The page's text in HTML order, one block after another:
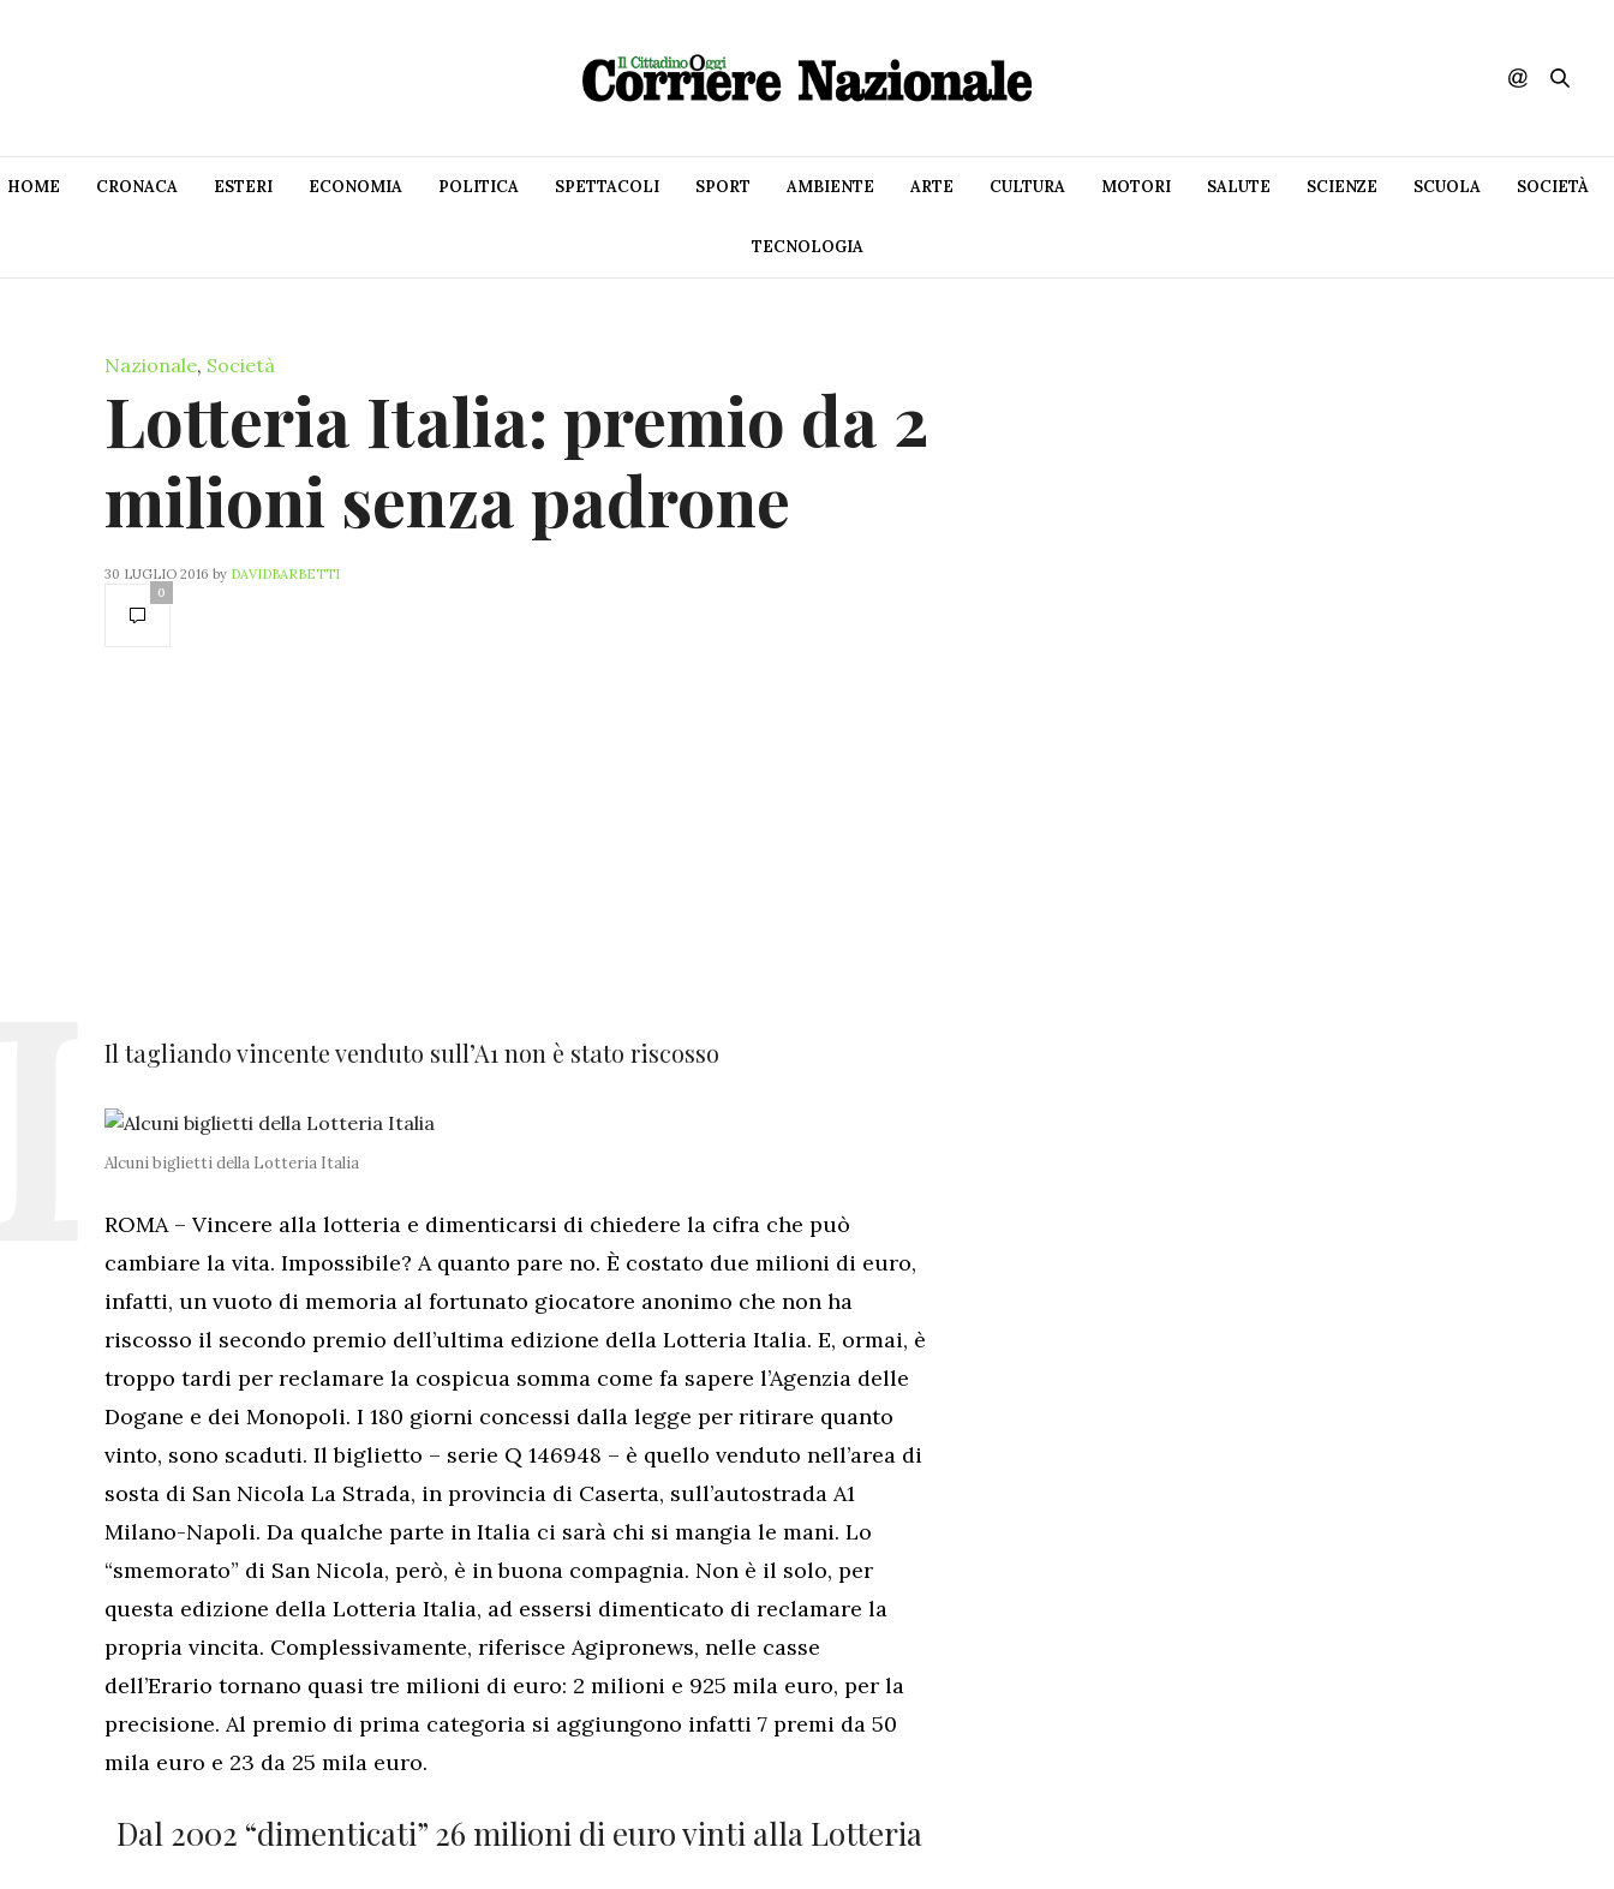
HOME CRONACA ESTERI ECONOMIA POLITICA SPETTACOLI SPORT AMBIENTE ARTE CULTURA MOTORI SALUTE SCIENZE SCUOLA SOCIETÀ
TECNOLOGIA
Nazionale, Società
Lotteria Italia: premio da 2
milioni senza padrone
30 LUGLIO 2016 by DAVIDBARBETTI
0
Il tagliando vincente venduto sull’A1 non è stato riscosso
Alcuni biglietti della Lotteria Italia
ROMA – Vincere alla lotteria e dimenticarsi di chiedere la cifra che può
cambiare la vita. Impossibile? A quanto pare no. È costato due milioni di euro,
infatti, un vuoto di memoria al fortunato giocatore anonimo che non ha
riscosso il secondo premio dell’ultima edizione della Lotteria Italia. E, ormai, è
troppo tardi per reclamare la cospicua somma come fa sapere l’Agenzia delle
Dogane e dei Monopoli. I 180 giorni concessi dalla legge per ritirare quanto
vinto, sono scaduti. Il biglietto – serie Q 146948 – è quello venduto nell’area di
sosta di San Nicola La Strada, in provincia di Caserta, sull’autostrada A1
Milano-Napoli. Da qualche parte in Italia ci sarà chi si mangia le mani. Lo
“smemorato” di San Nicola, però, è in buona compagnia. Non è il solo, per
questa edizione della Lotteria Italia, ad essersi dimenticato di reclamare la
propria vincita. Complessivamente, riferisce Agipronews, nelle casse
dell’Erario tornano quasi tre milioni di euro: 2 milioni e 925 mila euro, per la
precisione. Al premio di prima categoria si aggiungono infatti 7 premi da 50
mila euro e 23 da 25 mila euro.
Dal 2002 “dimenticati” 26 milioni di euro vinti alla Lotteria